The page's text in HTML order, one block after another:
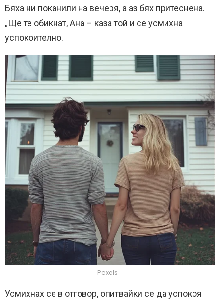
Бяха ни поканили на вечеря, а аз бях притеснена.
„Ще те обикнат, Ана – каза той и се усмихна
успокоително.
Pexels
Усмихнах се в отговор, опитвайки се да успокоя